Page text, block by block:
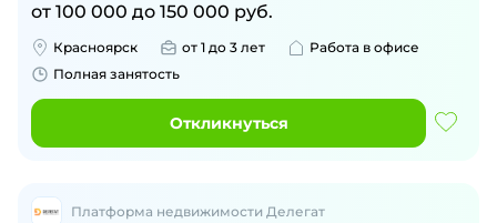
от 100 000 до 150 000 руб.
Красноярск от 1 до 3 лет
Работа в офисе
Полная занятость
Откликнуться
Платформа недвижимости Делегат